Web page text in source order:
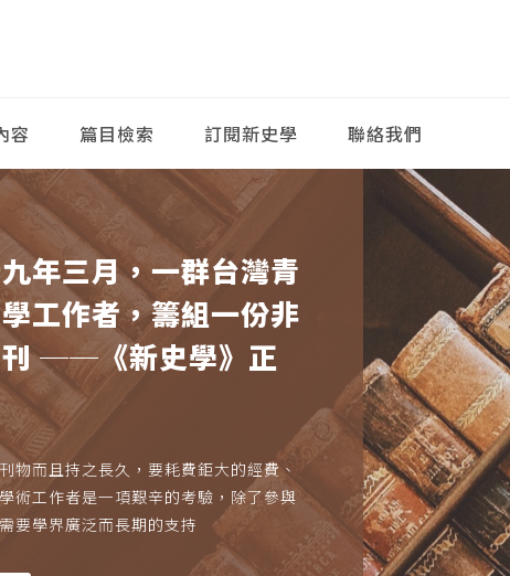
容 篇目檢索 訂閱新史學 聯絡我們
年三月，一群台灣青
工作者，籌組一份非
刊 ──《新史學》正
物而且持之長久，要耗費鉅大的經費、
術工作者是一項艱辛的考驗，除了參與
要學界廣泛而長期的支持